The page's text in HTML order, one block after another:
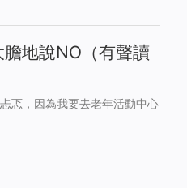
地說NO（有聲讀
，因為我要去老年活動中心